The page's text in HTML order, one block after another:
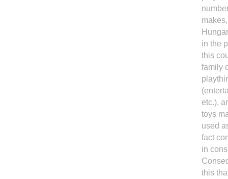
in the
this
family
etc.),
toys
used
fact
in
this